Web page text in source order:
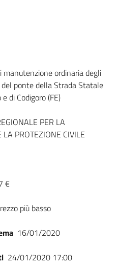
ordinaria degli
ponte della Strada Statale
di Codigoro (FE)
PER LA
PROTEZIONE CIVILE
€
più basso
16/01/2020
24/01/2020 17:00